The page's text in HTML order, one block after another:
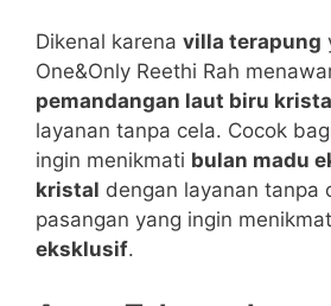
Dikenal karena villa terapung
One&Only Reethi Rah
pemandangan laut biru
layanan tanpa cela. Cocok
ingin menikmati bulan madu
kristal dengan layanan tanpa
pasangan yang ingin
eksklusif.